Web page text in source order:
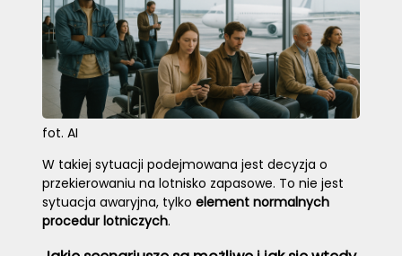
fot. AI
W takiej sytuacji podejmowana jest decyzja o
przekierowaniu na lotnisko zapasowe. To nie jest
sytuacja awaryjna, tylkoelement normalnych
procedur lotniczych.